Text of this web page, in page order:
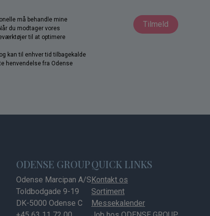
må behandle mine
du modtager vores
til at optimere
og kan til enhver tid tilbagekalde
henvendelse fra Odense
Tilmeld
ODENSE GROUP
Odense Marcipan A/S
Toldbodgade 9-19
DK-5000 Odense C
QUICK LINKS
Kontakt os
Sortiment
Messekalender